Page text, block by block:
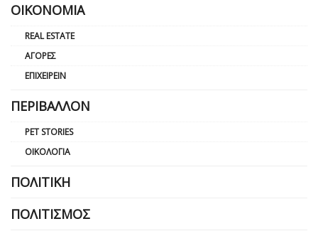
ΟΙΚΟΝΟΜΊΑ
REAL ESTATE
ΑΓΟΡΈΣ
ΕΠΙΧΕΙΡΕΊΝ
ΠΕΡΙΒΆΛΛΟΝ
PET STORIES
ΟΙΚΟΛΟΓΊΑ
ΠΟΛΙΤΙΚΉ
ΠΟΛΙΤΙΣΜΌΣ